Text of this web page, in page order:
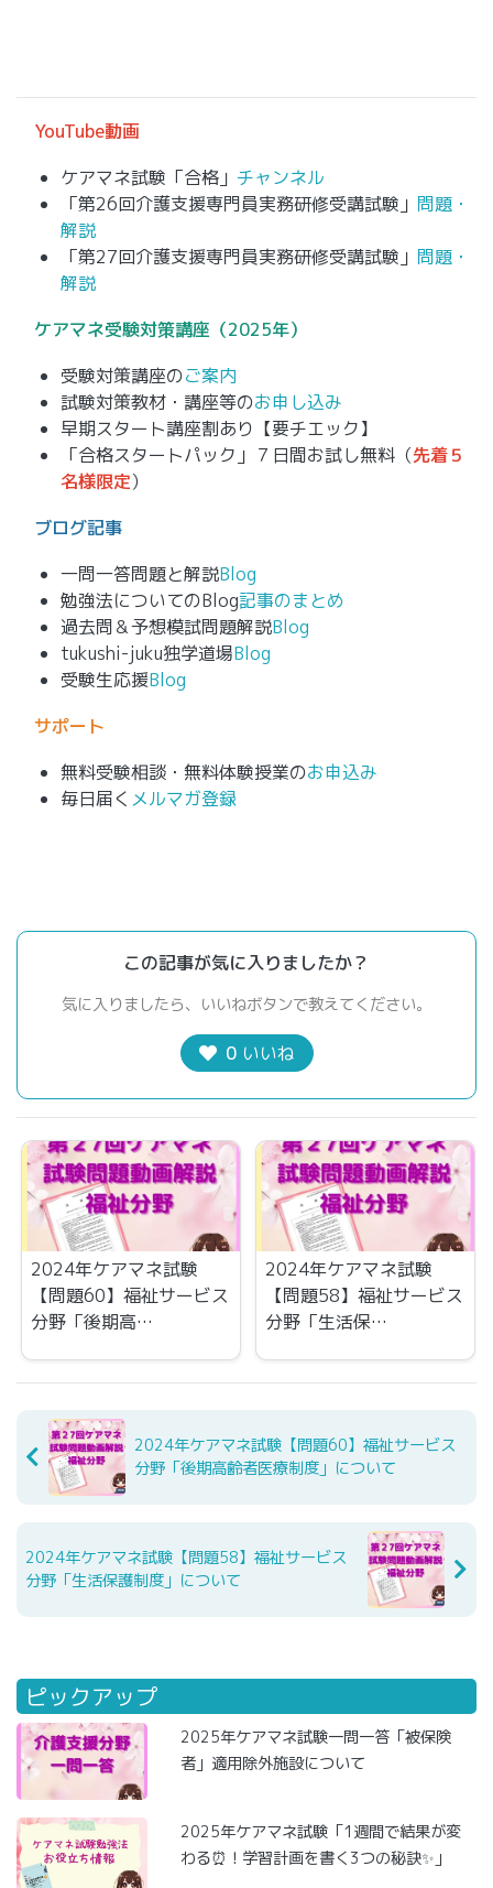
YouTube動画
ケアマネ試験「合格」 チャンネル
「第26回介護支援専門員実務研修受講試験」 問題・
解説
「第27回介護支援専門員実務研修受講試験」 問題・
解説
ケアマネ受験対策講座（2025年）
受験対策講座のご案内
試験対策教材・講座等のお申し込み
早期スタート講座割あり【要チエック】
「合格スタートパック」７日間お試し無料（先着５
名様限定）
ブログ記事
一問一答問題と解説Blog
勉強法についてのBlog記事のまとめ
過去問＆予想模試問題解説Blog
tukushi-juku独学道場Blog
受験生応援Blog
サポート
無料受験相談・無料体験授業のお申込み
毎日届く メルマガ登録
この記事が気に入りましたか？
気に入りましたら、いいねボタンで教えてください。
0 いいね
2024年ケアマネ試験
【問題60】福祉サービス
分野「後期高…
2024年ケアマネ試験
【問題58】福祉サービス
分野「生活保…
2024年ケアマネ試験【問題60】福祉サービス
分野「後期高齢者医療制度」について
2024年ケアマネ試験【問題58】福祉サービス
分野「生活保護制度」について
ピックアップ
2025年ケアマネ試験一問一答「被保険
者」適用除外施設について
2025年ケアマネ試験「1週間で結果が変
わる⏰！学習計画を書く3つの秘訣✨」